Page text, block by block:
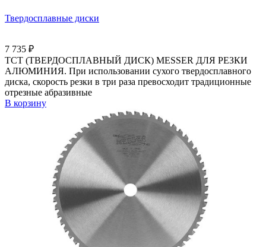
Твердосплавные диски
7 735 ₽
ТСТ (ТВЕРДОСПЛАВНЫЙ ДИСК) MESSER ДЛЯ РЕЗКИ
АЛЮМИНИЯ. При использовании сухого твердосплавного
диска, скорость резки в три раза превосходит традиционные
отрезные абразивные
В корзину